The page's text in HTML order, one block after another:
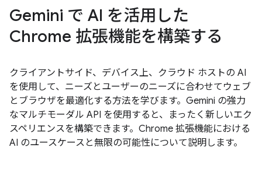
Gemini で AI を活用した
Chrome 拡張機能を構築する
クライアントサイド、デバイス上、クラウド ホストの AI
を使用して、ニーズとユーザーのニーズに合わせてウェブ
とブラウザを最適化する方法を学びます。Gemini の強力
なマルチモーダル API を使用すると、まったく新しいエク
スペリエンスを構築できます。Chrome 拡張機能における
AI のユースケースと無限の可能性について説明します。